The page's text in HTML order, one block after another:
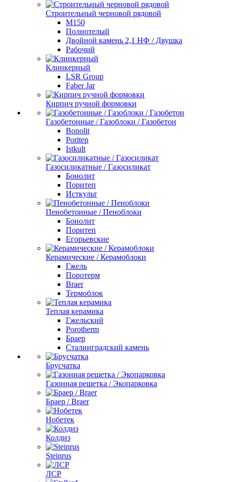
Строительный черновой рядовой
М150
Полнотелый
Двойной камень 2,1 НФ / Двушка
Рабочий
Клинкерный
LSR Group
Faber Jar
Кирпич ручной формовки
Газобетонные / Газоблоки / Газобетон
Bonolit
Poritep
Istkult
Газосиликатные / Газосиликат
Бонолит
Поритеп
Исткульт
Пенобетонные / Пеноблоки
Бонолит
Поритеп
Егорьевские
Керамические / Керамоблоки
Гжель
Поротерм
Braer
Термоблок
Теплая керамика
Гжельский
Porotherm
Браер
Сталинградский камень
Брусчатка
Газонная решетка / Экопарковка
Браер / Braer
Нобетек
Колдиз
Steinrus
ЛСР